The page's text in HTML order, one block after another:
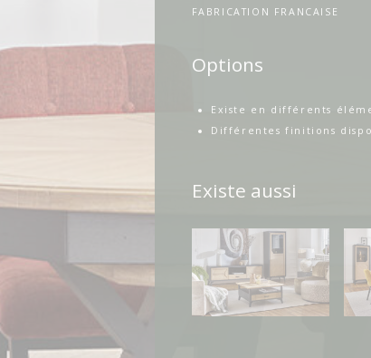
FABRICATION FRANCAISE
Options
Existe en différents
Différentes finitions
Existe aussi